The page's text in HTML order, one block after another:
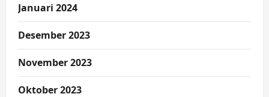
Januari 2024
Desember 2023
November 2023
Oktober 2023